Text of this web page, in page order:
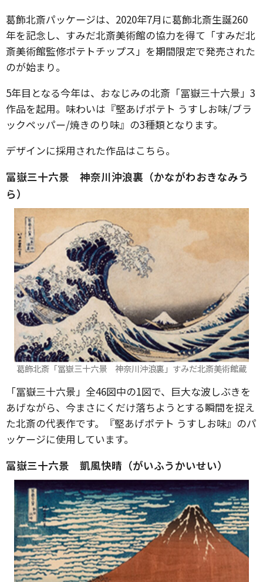
葛飾北斎パッケージは、2020年7月に葛飾北斎生誕260
年を記念し、すみだ北斎美術館の協力を得て「すみだ北
斎美術館監修ポテトチップス」を期間限定で発売された
のが始まり。
5年目となる今年は、おなじみの北斎「冨嶽三十六景」3
作品を起用。味わいは『堅あげポテト うすしお味/ブラ
ックペッパー/焼きのり味』の3種類となります。
デザインに採用された作品はこちら。
冨嶽三十六景 神奈川沖浪裏（かながわおきなみう
ら）
葛飾北斎「冨嶽三十六景 神奈川沖浪裏」すみだ北斎美術館蔵
「冨嶽三十六景」全46図中の1図で、巨大な波しぶきを
あげながら、今まさにくだけ落ちようとする瞬間を捉え
た北斎の代表作です。『堅あげポテト うすしお味』のパ
ッケージに使用しています。
冨嶽三十六景 凱風快晴（がいふうかいせい）